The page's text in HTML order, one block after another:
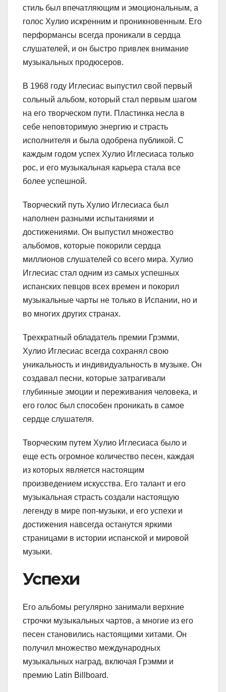
стиль был впечатляющим и эмоциональным, а
голос Хулио искренним и проникновенным. Его
перформансы всегда проникали в сердца
слушателей, и он быстро привлек внимание
музыкальных продюсеров.
В 1968 году Иглесиас выпустил свой первый
сольный альбом, который стал первым шагом
на его творческом пути. Пластинка несла в
себе неповторимую энергию и страсть
исполнителя и была одобрена публикой. С
каждым годом успех Хулио Иглесиаса только
рос, и его музыкальная карьера стала все
более успешной.
Творческий путь Хулио Иглесиаса был
наполнен разными испытаниями и
достижениями. Он выпустил множество
альбомов, которые покорили сердца
миллионов слушателей со всего мира. Хулио
Иглесиас стал одним из самых успешных
испанских певцов всех времен и покорил
музыкальные чарты не только в Испании, но и
во многих других странах.
Трехкратный обладатель премии Грэмми,
Хулио Иглесиас всегда сохранял свою
уникальность и индивидуальность в музыке. Он
создавал песни, которые затрагивали
глубинные эмоции и переживания человека, и
его голос был способен проникать в самое
сердце слушателя.
Творческим путем Хулио Иглесиаса было и
еще есть огромное количество песен, каждая
из которых является настоящим
произведением искусства. Его талант и его
музыкальная страсть создали настоящую
легенду в мире поп-музыки, и его успехи и
достижения навсегда останутся яркими
страницами в истории испанской и мировой
музыки.
Успехи
Его альбомы регулярно занимали верхние
строчки музыкальных чартов, а многие из его
песен становились настоящими хитами. Он
получил множество международных
музыкальных наград, включая Грэмми и
премию Latin Billboard.